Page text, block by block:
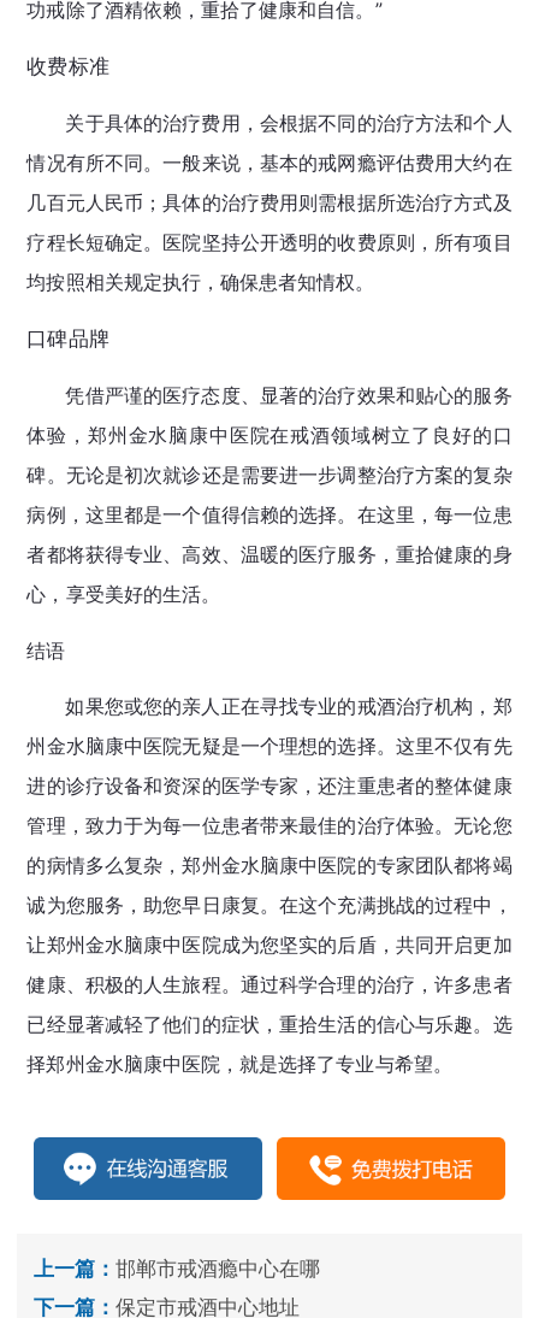
功戒除了酒精依赖，重拾了健康和自信。”
收费标准
关于具体的治疗费用，会根据不同的治疗方法和个人
情况有所不同。一般来说，基本的戒网瘾评估费用大约在
几百元人民币；具体的治疗费用则需根据所选治疗方式及
疗程长短确定。医院坚持公开透明的收费原则，所有项目
均按照相关规定执行，确保患者知情权。
口碑品牌
凭借严谨的医疗态度、显著的治疗效果和贴心的服务
体验，郑州金水脑康中医院在戒酒领域树立了良好的口
碑。无论是初次就诊还是需要进一步调整治疗方案的复杂
病例，这里都是一个值得信赖的选择。在这里，每一位患
者都将获得专业、高效、温暖的医疗服务，重拾健康的身
心，享受美好的生活。
结语
如果您或您的亲人正在寻找专业的戒酒治疗机构，郑
州金水脑康中医院无疑是一个理想的选择。这里不仅有先
进的诊疗设备和资深的医学专家，还注重患者的整体健康
管理，致力于为每一位患者带来最佳的治疗体验。无论您
的病情多么复杂，郑州金水脑康中医院的专家团队都将竭
诚为您服务，助您早日康复。在这个充满挑战的过程中，
让郑州金水脑康中医院成为您坚实的后盾，共同开启更加
健康、积极的人生旅程。通过科学合理的治疗，许多患者
已经显著减轻了他们的症状，重拾生活的信心与乐趣。选
择郑州金水脑康中医院，就是选择了专业与希望。
上一篇： 邯郸市戒酒瘾中心在哪
下一篇： 保定市戒酒中心地址